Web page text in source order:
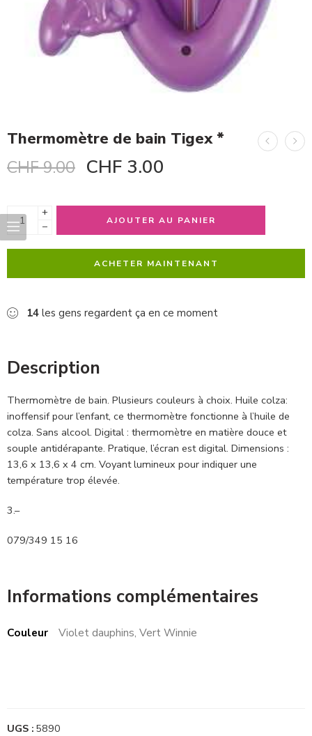
Thermomètre de bain Tigex *
CHF9.00 CHF 3.00
+
−
AJOUTER AU PANIER
ACHETER MAINTENANT
14 les gens regardent ça en ce moment
Description
Thermomètre de bain. Plusieurs couleurs à choix. Huile colza:
inoffensif pour l’enfant, ce thermomètre fonctionne à l’huile de
colza. Sans alcool. Digital : thermomètre en matière douce et
souple antidérapante. Pratique, l’écran est digital. Dimensions :
13,6 x 13,6 x 4 cm. Voyant lumineux pour indiquer une
température trop élevée.
3.–
079/349 15 16
Informations complémentaires
Couleur Violet dauphins, Vert Winnie
UGS : 5890